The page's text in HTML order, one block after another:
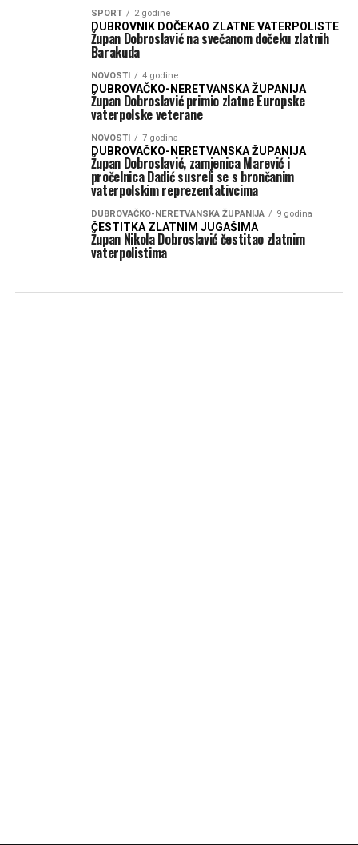
SPORT 2 godine
DUBROVNIK DOČEKAO ZLATNE VATERPOLISTE
Župan Dobroslavić na svečanom dočeku zlatnih
Barakuda
NOVOSTI 4 godine
DUBROVAČKO-NERETVANSKA ŽUPANIJA
Župan Dobroslavić primio zlatne Europske
vaterpolske veterane
NOVOSTI 7 godina
DUBROVAČKO-NERETVANSKA ŽUPANIJA
Župan Dobroslavić, zamjenica Marević i
pročelnica Dadić susreli se s brončanim
vaterpolskim reprezentativcima
DUBROVAČKO-NERETVANSKA ŽUPANIJA 9 godina
ČESTITKA ZLATNIM JUGAŠIMA
Župan Nikola Dobroslavić čestitao zlatnim
vaterpolistima